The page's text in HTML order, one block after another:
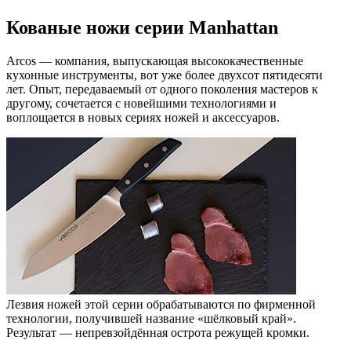
Кованые ножи серии Manhattan
Arcos — компания, выпускающая высококачественные
кухонные инструменты, вот уже более двухсот пятидесяти
лет. Опыт, передаваемый от одного поколения мастеров к
другому, сочетается с новейшими технологиями и
воплощается в новых сериях ножей и аксессуаров.
Лезвия ножей этой серии обрабатываются по фирменной
технологии, получившей название «шёлковый край».
Результат — непревзойдённая острота режущей кромки.